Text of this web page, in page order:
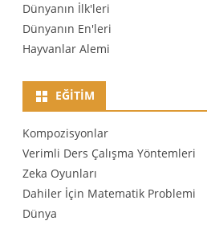
Dünyanın İlk'leri
Dünyanın En'leri
Hayvanlar Alemi
EĞITIM
Kompozisyonlar
Verimli Ders Çalışma Yöntemleri
Zeka Oyunları
Dahiler İçin Matematik Problemi
Dünya